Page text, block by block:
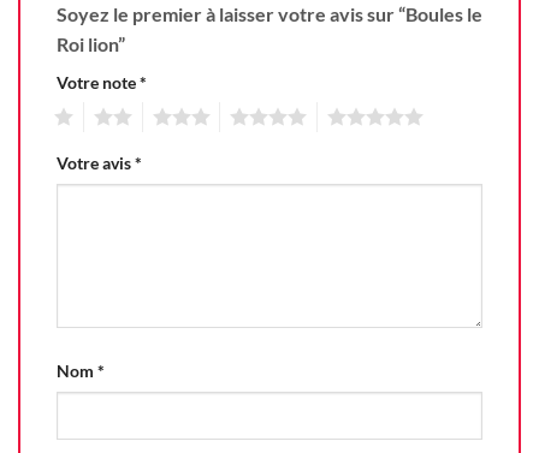
Soyez le premier à laisser votre avis sur “Boules le
Roi lion”
Votre note*
Votre avis*
Nom *